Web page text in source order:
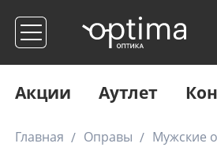
Акции Аутлет
Главная Оправы Мужские